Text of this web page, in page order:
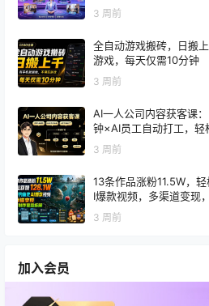
3 周前
全自动游戏搬砖，日搬
游戏，每天仅需10分钟
3 周前
AI一人公司内容获客课
钟×AI员工自动打工，轻
3 周前
13条作品涨粉11.5W，
I爆款视频，多渠道变现
3 周前
加入会员